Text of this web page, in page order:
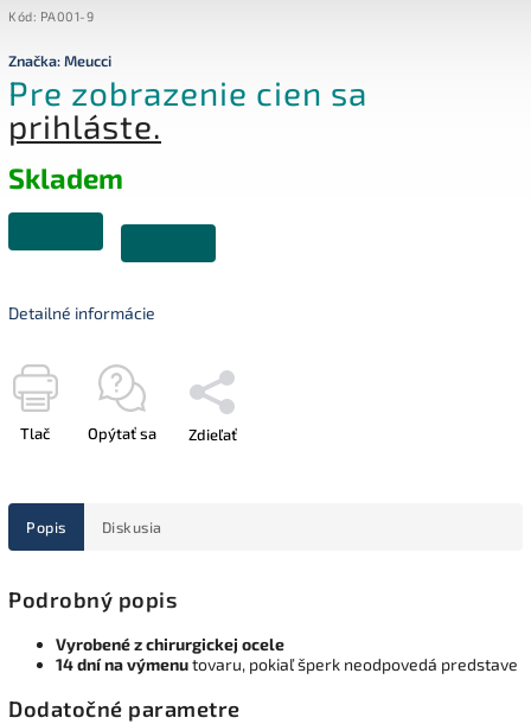
Kód: PA001-9
Značka:Meucci
Pre zobrazenie cien sa
prihláste.
Skladem
Detailné informácie
Tlač Opýtať sa Zdieľať
Popis Diskusia
Podrobný popis
Vyrobené z chirurgickej ocele
14 dní na výmenutovaru, pokiaľ šperk neodpovedá predstave
Dodatočné parametre